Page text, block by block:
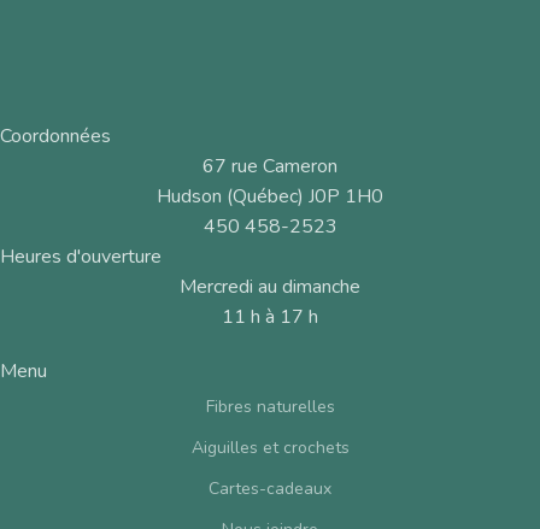
Coordonnées
67 rue Cameron
Hudson (Québec) J0P 1H0
450 458-2523
Heures d'ouverture
Mercredi au dimanche
11 h à 17 h
Menu
Fibres naturelles
Aiguilles et crochets
Cartes-cadeaux